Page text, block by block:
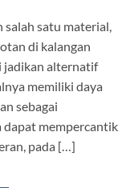
salah satu material,
di kalangan
jadikan alternatif
memiliki daya
sebagai
dapat mempercantik
pada […]